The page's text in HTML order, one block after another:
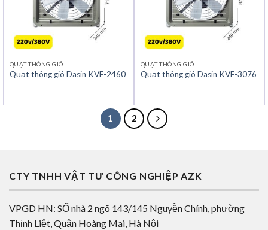
QUẠT THÔNG GIÓ
Quạt thông gió Dasin KVF-2460
QUẠT THÔNG GIÓ
Quạt thông gió Dasin KVF-3076
1 2
CTY TNHH VẬT TƯ CÔNG NGHIỆP AZK
VPGD HN: SỐ nhà 2 ngõ 143/145 Nguyễn Chính, phường
Thịnh Liệt, Quận Hoàng Mai, Hà Nội